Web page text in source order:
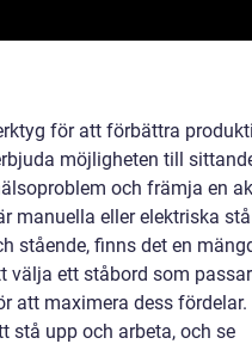
för att förbättra
möjligheten till
och främja en
manuella eller elektriska
stående, finns det en
välja ett ståbord som
att maximera dess fördelar.
stå upp och arbeta, och se